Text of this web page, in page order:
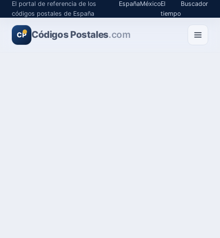
El portal de referencia de los
códigos postales de España
EspañaMéxicoEl
tiempo
Buscador
CP Códigos Postales.com